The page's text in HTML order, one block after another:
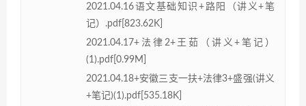
2021.04.16语文基础知识+路阳（讲义+笔
记）.pdf[823.62K]
2021.04.17+法律2+王茹（讲义+笔记）
(1).pdf[0.99M]
2021.04.18+安徽三支一扶+法律3+盛强(讲义
+笔记)(1).pdf[535.18K]